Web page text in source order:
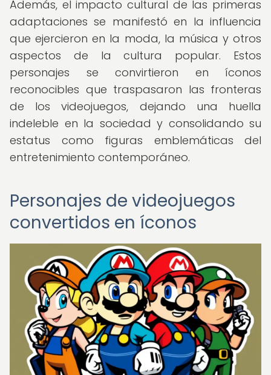
Además, el impacto cultural de las primeras
adaptaciones se manifestó en la influencia
que ejercieron en la moda, la música y otros
aspectos de la cultura popular. Estos
personajes se convirtieron en íconos
reconocibles que traspasaron las fronteras
de los videojuegos, dejando una huella
indeleble en la sociedad y consolidando su
estatus como figuras emblemáticas del
entretenimiento contemporáneo.
Personajes de videojuegos
convertidos en íconos